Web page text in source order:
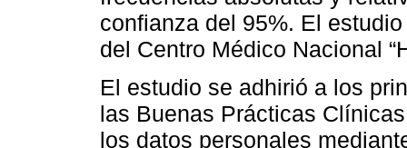
confianza del 95%. El
del Centro Médico Nacional
El estudio se adhirió a los
las Buenas Prácticas
los datos personales